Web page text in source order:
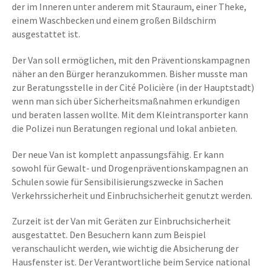
der im Inneren unter anderem mit Stauraum, einer Theke,
einem Waschbecken und einem großen Bildschirm
ausgestattet ist.
Der Van soll ermöglichen, mit den Präventionskampagnen
näher an den Bürger heranzukommen. Bisher musste man
zur Beratungsstelle in der Cité Policière (in der Hauptstadt)
wenn man sich über Sicherheitsmaßnahmen erkundigen
und beraten lassen wollte. Mit dem Kleintransporter kann
die Polizei nun Beratungen regional und lokal anbieten.
Der neue Van ist komplett anpassungsfähig. Er kann
sowohl für Gewalt- und Drogenpräventionskampagnen an
Schulen sowie für Sensibilisierungszwecke in Sachen
Verkehrssicherheit und Einbruchsicherheit genutzt werden.
Zurzeit ist der Van mit Geräten zur Einbruchsicherheit
ausgestattet. Den Besuchern kann zum Beispiel
veranschaulicht werden, wie wichtig die Absicherung der
Hausfenster ist. Der Verantwortliche beim Service national